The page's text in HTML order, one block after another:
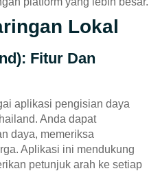
Lokal
Fitur Dan
aplikasi pengisian daya
Anda dapat
daya, memeriksa
Aplikasi ini mendukung
petunjuk arah ke setiap